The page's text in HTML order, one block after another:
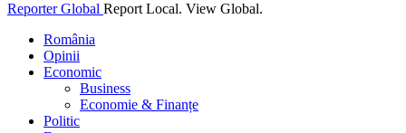
Reporter Global Report Local. View Global.
România
Opinii
Economic
Business
Economie & Finanțe
Politic